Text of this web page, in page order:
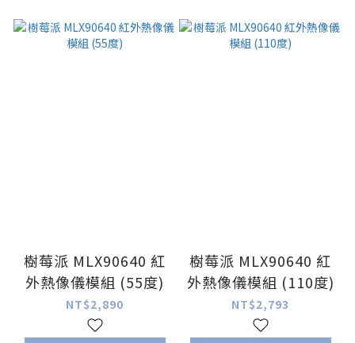
樹莓派 MLX90640 紅
外熱像儀模組 (55度)
NT$2,890
樹莓派 MLX90640 紅
外熱像儀模組 (110度)
NT$2,793